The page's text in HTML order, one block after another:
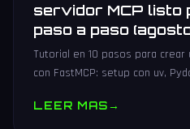
servidor MCP listo
paso a paso
Tutorial en 10 pasos para crear
con FastMCP: setup con uv,
LEER MAS→